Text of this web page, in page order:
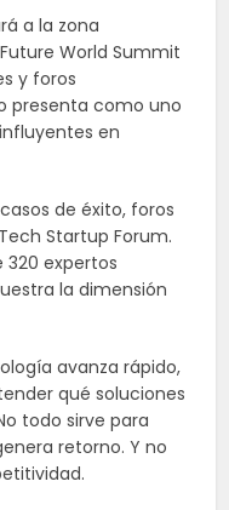
a la zona
World Summit
y foros
presenta como uno
en
de éxito, foros
Startup Forum.
320 expertos
la dimensión
avanza rápido,
qué soluciones
todo sirve para
retorno. Y no